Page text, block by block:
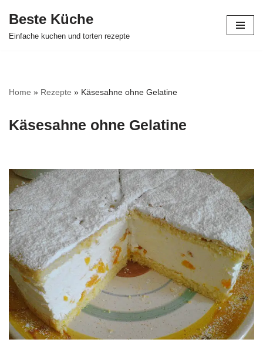
Zum
Beste Küche
Einfache kuchen und torten rezepte
Home » Rezepte » Käsesahne ohne Gelatine
Käsesahne ohne Gelatine